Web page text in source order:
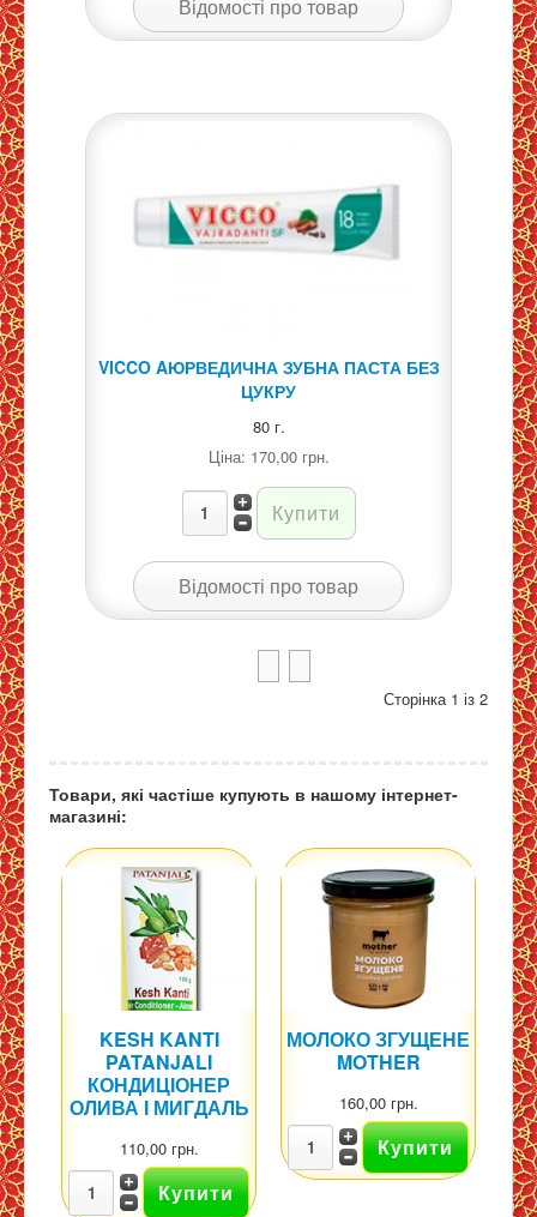
Відомості про товар
VICCO AЮРВЕДИЧНА ЗУБНА ПАСТА БЕЗ
ЦУКРУ
80 г.
Ціна: 170,00 грн.
Відомості про товар
Сторінка 1 із 2
Товари, які частіше купують в нашому інтернет-
магазині:
KESH KANTI
PATANJALI
КОНДИЦІОНЕР
ОЛИВА І МИГДАЛЬ
110,00 грн.
МОЛОКО ЗГУЩЕНЕ
MOTHER
160,00 грн.